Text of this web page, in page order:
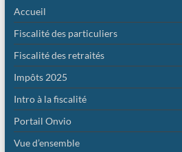
Accueil
Fiscalité des particuliers
Fiscalité des retraités
Impôts 2025
Intro à la fiscalité
Portail Onvio
Vue d’ensemble